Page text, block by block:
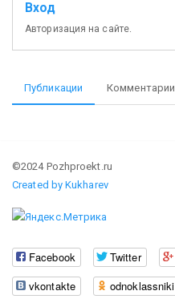
Вход
Авторизация на сайте.
Публикации Комментарии
©2024 Pozhproekt.ru
Created by Kukharev
Facebook Twitter
vkontakte
odnoklassniki